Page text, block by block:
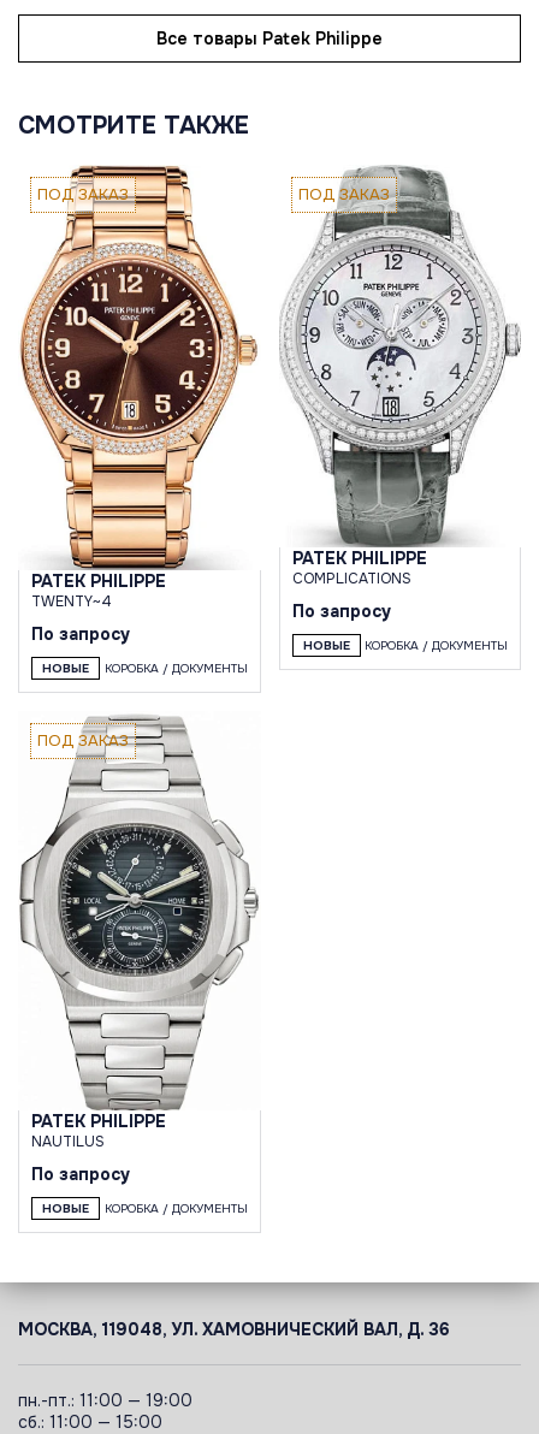
Все товары Patek Philippe
СМОТРИТЕ ТАКЖЕ
ПОД ЗАКАЗ
PATEK PHILIPPE
TWENTY~4
По запросу
НОВЫЕ КОРОБКА / ДОКУМЕНТЫ
ПОД ЗАКАЗ
PATEK PHILIPPE
COMPLICATIONS
По запросу
НОВЫЕ КОРОБКА / ДОКУМЕНТЫ
ПОД ЗАКАЗ
PATEK PHILIPPE
NAUTILUS
По запросу
НОВЫЕ КОРОБКА / ДОКУМЕНТЫ
МОСКВА, 119048, УЛ. ХАМОВНИЧЕСКИЙ ВАЛ, Д. 36
пн.-пт.: 11:00 — 19:00
сб.: 11:00 — 15:00